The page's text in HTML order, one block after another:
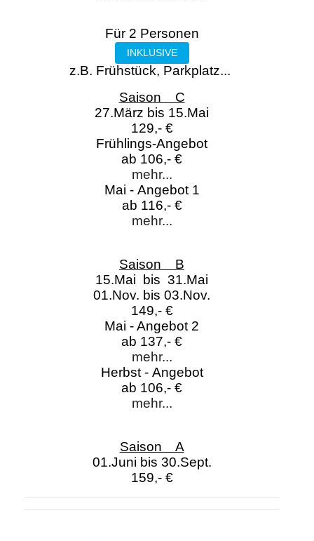
Für 2 Personen
INKLUSIVE
z.B. Frühstück, Parkplatz...
Saison C
27.März bis 15.Mai
129,- €
Frühlings-Angebot
ab 106,- €
mehr...
Mai - Angebot 1
ab 116,- €
mehr...
Saison B
15.Mai bis 31.Mai
01.Nov. bis 03.Nov.
149,- €
Mai - Angebot 2
ab 137,- €
mehr...
Herbst - Angebot
ab 106,- €
mehr...
Saison A
01.Juni bis 30.Sept.
159,- €